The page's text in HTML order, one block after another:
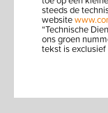
steeds de
website
“Technische
ons groen
tekst is